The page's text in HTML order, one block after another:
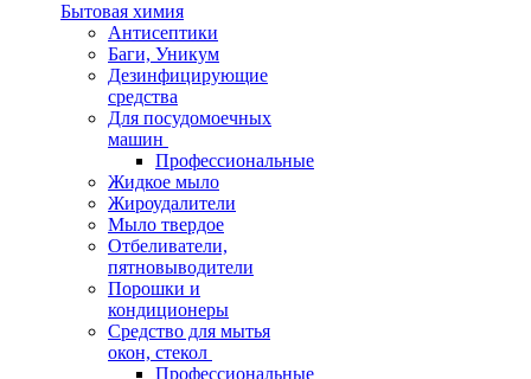
Бытовая химия
Антисептики
Баги, Уникум
Дезинфицирующие
средства
Для посудомоечных
машин
Профессиональные
Жидкое мыло
Жироудалители
Мыло твердое
Отбеливатели,
пятновыводители
Порошки и
кондиционеры
Средство для мытья
окон, стекол
Профессиональные